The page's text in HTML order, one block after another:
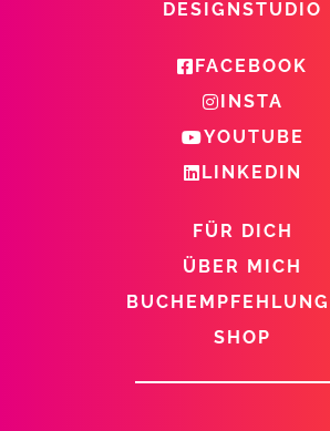
DESIGNSTUDIO
FACEBOOK
INSTA
YOUTUBE
LINKEDIN
FÜR DICH
ÜBER MICH
SHOP